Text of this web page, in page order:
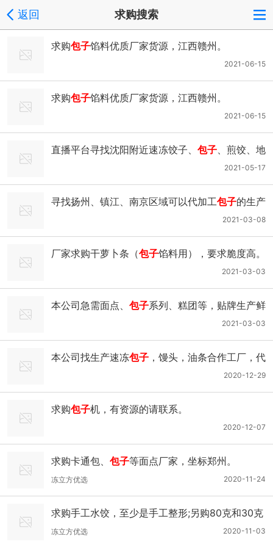
返回 求购搜索
求购包子馅料优质厂家货源，江西赣州。
2021-06-15
求购包子馅料优质厂家货源，江西赣州。
2021-06-15
直播平台寻找沈阳附近速冻饺子、 包子、煎饺、地
道肠厂家，能贴牌产品，有产能有实力的厂家联
系，加微信，采购量：90000+
2021-05-17
寻找扬州、镇江、南京区域可以代加工包子的生产
2021-03-08
厂家求购干萝卜条（包子馅料用），要求脆度高。
2021-03-03
本公司急需面点、 包子系列、糕团等，贴牌生产鲜
肉包、梅干菜包、香菇菜包、笋丁包等，每个包子
在65克左右。坐标上海。
2021-03-03
本公司找生产速冻包子 ，馒头，油条合作工厂，代
2020-12-29
求购包子机，有资源的请联系。
2020-12-07
求购卡通包、 包子等面点厂家，坐标郑州。
2020-11-24
冻立方优选
求购手工水饺，至少是手工整形;另购80克和30克
包子，价格每个0.85元以下。要求：供应商距离
2020-11-03
冻立方优选